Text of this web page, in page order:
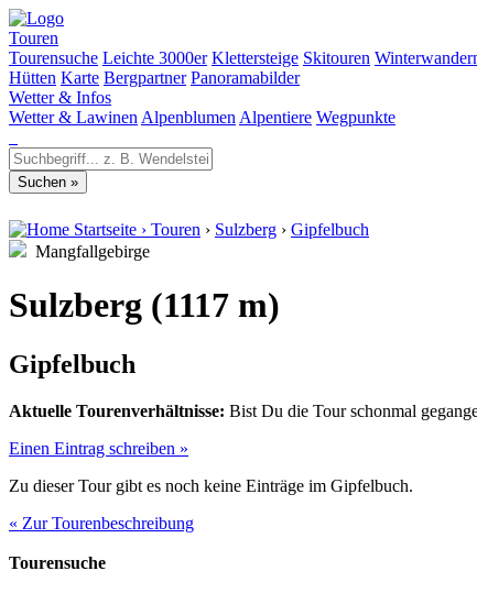
Touren
Tourensuche Leichte 3000er Klettersteige Skitouren
Hütten Karte Bergpartner Panoramabilder
Wetter & Infos
Wetter & Lawinen Alpenblumen Alpentiere Wegpunkte
Startseite › Touren › Sulzberg › Gipfelbuch
Mangfallgebirge
Sulzberg (1117 m)
Gipfelbuch
Aktuelle Tourenverhältnisse: Bist Du die Tour schonmal
Einen Eintrag schreiben »
Zu dieser Tour gibt es noch keine Einträge im Gipfelbuch.
« Zur Tourenbeschreibung
Tourensuche